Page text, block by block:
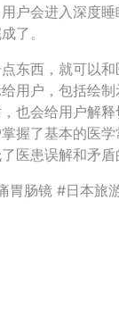
户会进入深度
了。
东西，就可以
用户，包括绘
也会给用户解
握了基本的医
医患误解和矛盾
胃肠镜 #日本旅